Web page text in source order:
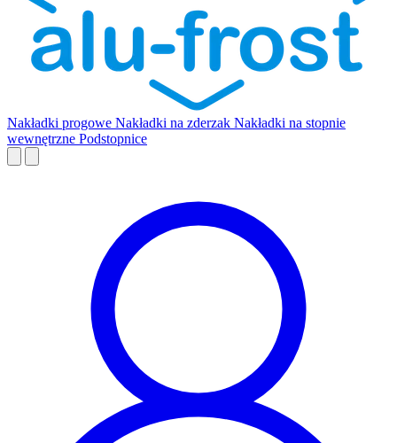
Nakładki progowe Nakładki na zderzak Nakładki na stopnie
wewnętrzne Podstopnice